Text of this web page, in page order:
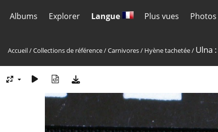
Albums Explorer Langue Plus vues
Accueil/Collections de référence/Carnivores/ Hyène tachetée/ Ulna